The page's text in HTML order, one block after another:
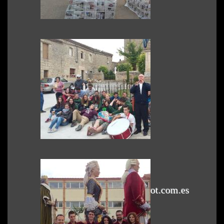
Subido por efren
2017-04-06 10:39:19
0 Comentarios
Ver foto
Subido por toni
2016-09-29 21:36:47
0 Comentarios
Ver foto
Vamos a la cama
Subido por toni
Si Fa Sol Toquem
(Vilafranca del Penedès)
www.sifasoltoquem.blogspot.com.es